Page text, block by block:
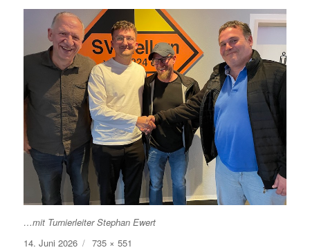
…mit Turnierleiter Stephan Ewert
Veröffentlicht
14. Juni 2026 Volle
735 × 551